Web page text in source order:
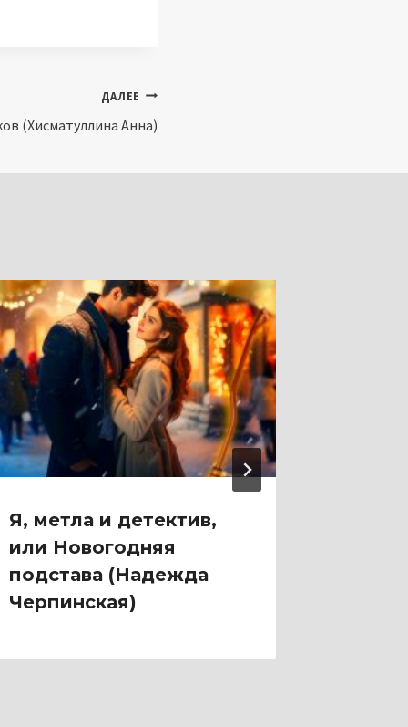
ДАЛЕЕ
(Хисматуллина Анна)
Я, метла и детектив,
или Новогодняя
подстава (Надежда
Черпинская)